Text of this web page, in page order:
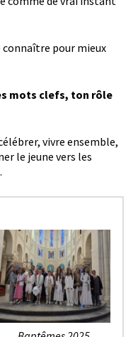
connaître pour mieux
mots clefs, ton rôle
vivre ensemble,
le jeune vers les